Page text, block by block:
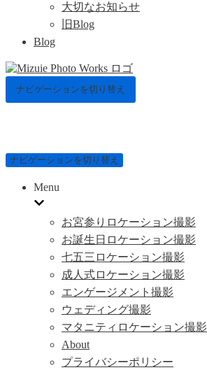
大切なお知らせ
旧Blog
Blog
ナビゲーションを切り替え
ナビゲーションを切り替え
Menu
お宮参りロケーション撮影
お誕生日ロケーション撮影
七五三ロケーション撮影
成人式ロケーション撮影
エンゲージメント撮影
ウェディング撮影
マタニティロケーション撮影
About
プライバシーポリシー